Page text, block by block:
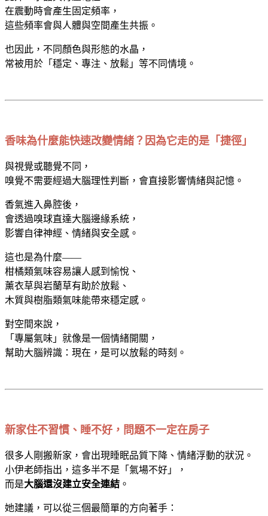
在震動時會產生固定頻率，
這些頻率會與人體與空間產生共振。
也因此，不同顏色與形態的水晶，
常被用於「穩定、專注、放鬆」等不同情境。
香味為什麼能快速改變情緒？因為它走的是「捷徑」
與視覺或聽覺不同，
嗅覺不需要經過大腦理性判斷，會直接影響情緒與記憶。
香氣進入鼻腔後，
會透過嗅球直達大腦邊緣系統，
影響自律神經、情緒與安全感。
這也是為什麼——
柑橘類氣味容易讓人感到愉悅、
薰衣草與岩蘭草有助於放鬆、
木質與樹脂類氣味能帶來穩定感。
對空間來說，
「專屬氣味」就像是一個情緒開關，
幫助大腦辨識：現在，是可以放鬆的時刻。
新家住不習慣、睡不好，問題不一定在房子
很多人剛搬新家，會出現睡眠品質下降、情緒浮動的狀況。
小伊老師指出，這多半不是「氣場不好」，
而是大腦還沒建立安全連結 。
她建議，可以從三個最簡單的方向著手：